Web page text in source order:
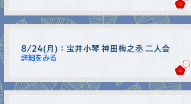
8/24(月)：宝井小琴 神田梅之丞 二人会
詳細をみる